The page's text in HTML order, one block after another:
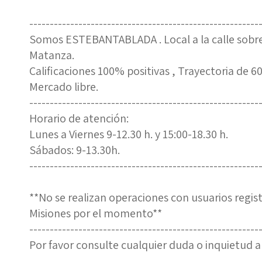
Somos ESTEBANTABLADA . Local a la calle
Matanza.
Calificaciones 100% positivas , Trayectoria de
Mercado libre.
Horario de atención:
Lunes a Viernes 9-12.30 h. y 15:00-18.30 h.
Sábados: 9-13.30h.
**No se realizan operaciones con usuarios
Misiones por el momento**
Por favor consulte cualquier duda o inquietud